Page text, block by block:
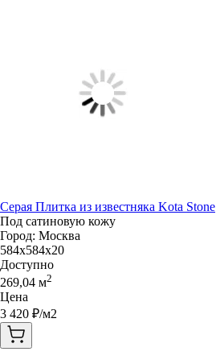
Серая Плитка из известняка Kota Stone
Под сатиновую кожу
Город: Москва
584x584x20
Доступно
269,04 м2
Цена
3 420 ₽/м2